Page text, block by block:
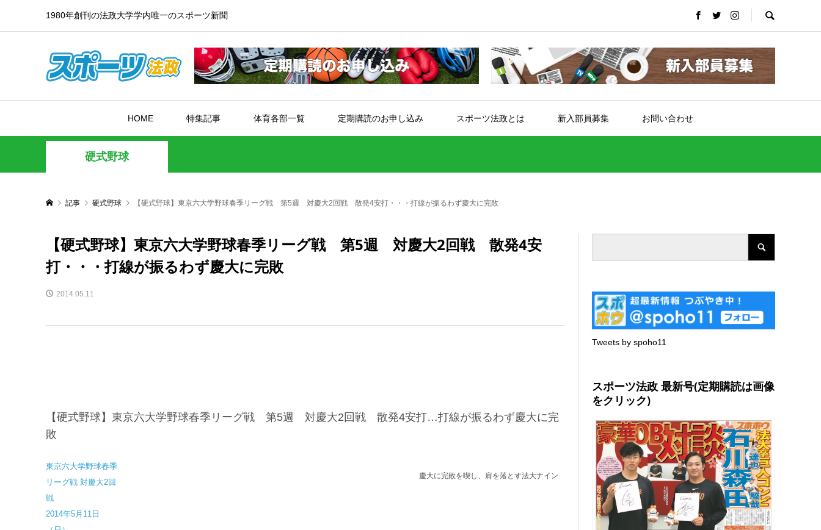
1980年創刊の法政大学学内唯一のスポーツ新聞
HOME 特集記事 体育各部一覧 定期購読のお申し込み スポーツ法政とは 新入部員募集 お問い合わせ
硬式野球
記事 硬式野球 【硬式野球】東京六大学野球春季リーグ戦 第5週 対慶大2回戦 散発4安打・・・打線が振るわず慶大に完敗
【硬式野球】東京六大学野球春季リーグ戦 第5週 対慶大2回戦 散発4安
打・・・打線が振るわず慶大に完敗
2014.05.11
【硬式野球】東京六大学野球春季リーグ戦 第5週 対慶大2回戦 散発4安打…打線が振るわず慶大に完
敗
東京六大学野球春季
リーグ戦 対慶大2回
戦
2014年5月11日
慶大に完敗を喫し、肩を落とす法大ナイン
Tweets by spoho11
スポーツ法政 最新号(定期購読は画像
をクリック)